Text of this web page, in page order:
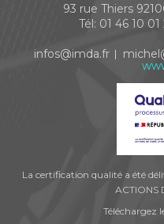
93 rue Thiers
Tél: 01 46 10 01
infos@imda.fr
La certification qualité a été
ACTIONS
Téléchargez